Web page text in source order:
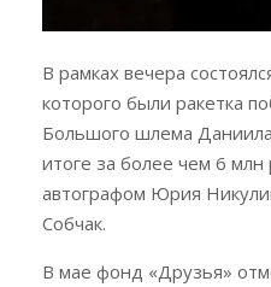
В рамках вечера
которого были ракетка
Большого шлема
итоге за более чем 6
автографом Юрия
Собчак.
В мае фонд «Друзья»